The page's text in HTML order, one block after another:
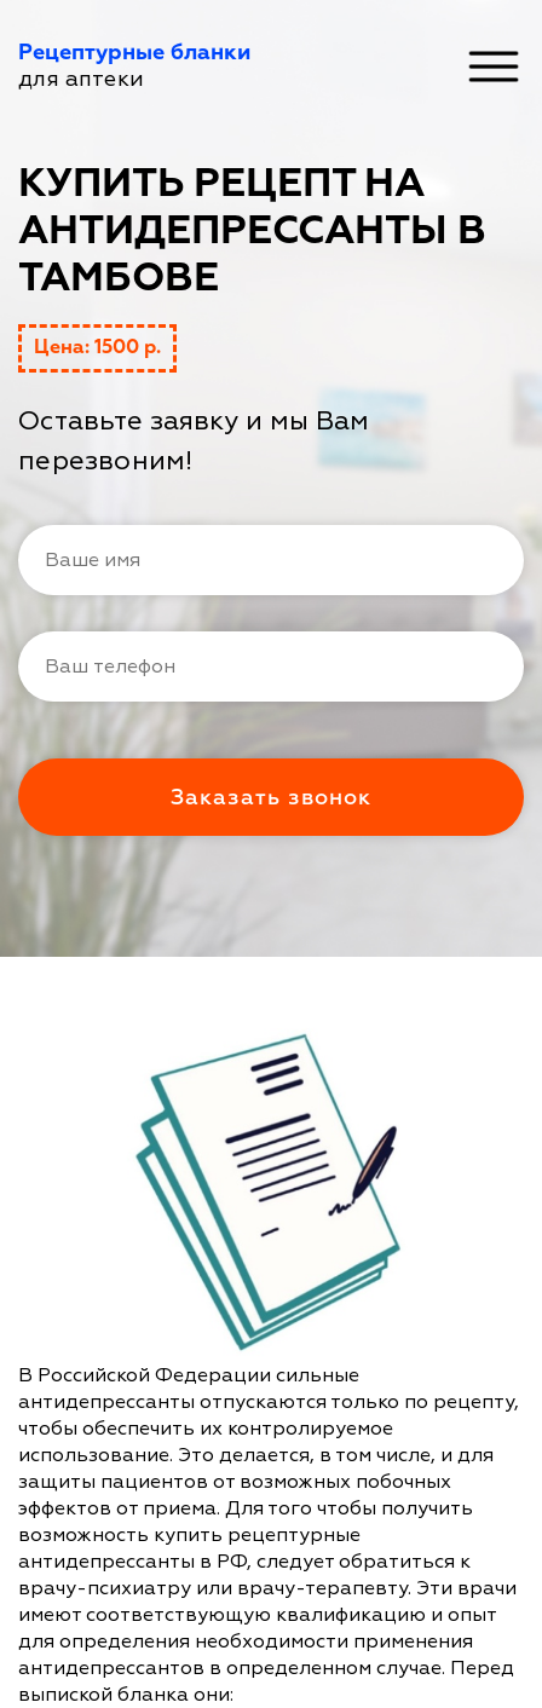
Рецептурные бланки
для аптеки
КУПИТЬ РЕЦЕПТ НА
АНТИДЕПРЕССАНТЫ В
ТАМБОВЕ
Цена: 1500 р.
Оставьте заявку и мы Вам
перезвоним!
В Российской Федерации сильные
антидепрессанты отпускаются только по рецепту,
чтобы обеспечить их контролируемое
использование. Это делается, в том числе, и для
защиты пациентов от возможных побочных
эффектов от приема. Для того чтобы получить
возможность купить рецептурные
антидепрессанты в РФ, следует обратиться к
врачу-психиатру или врачу-терапевту. Эти врачи
имеют соответствующую квалификацию и опыт
для определения необходимости применения
антидепрессантов в определенном случае. Перед
выпиской бланка они: